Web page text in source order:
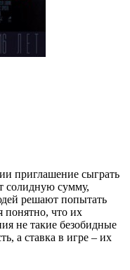
приглашение сыграть
солидную сумму,
решают попытать
понятно, что их
не такие безобидные
а ставка в игре – их